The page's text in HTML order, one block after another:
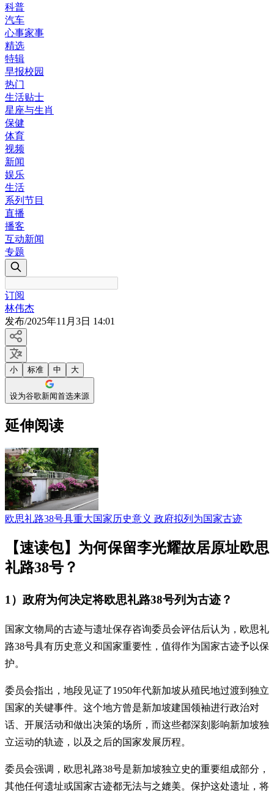
科普
汽车
心事家事
精选
特辑
早报校园
热门
生活贴士
星座与生肖
保健
体育
视频
新闻
娱乐
生活
系列节目
直播
播客
互动新闻
专题
订阅
林伟杰
发布/2025年11月3日 14:01
小 标准 中 大
设为谷歌新闻首选来源
延伸阅读
欧思礼路38号具重大国家历史意义 政府拟列为国家古迹
【速读包】为何保留李光耀故居原址欧思
礼路38号？
1）政府为何决定将欧思礼路38号列为古迹？
国家文物局的古迹与遗址保存咨询委员会评估后认为，欧思礼
路38号具有历史意义和国家重要性，值得作为国家古迹予以保
护。
委员会指出，地段见证了1950年代新加坡从殖民地过渡到独立
国家的关键事件。这个地方曾是新加坡建国领袖进行政治对
话、开展活动和做出决策的场所，而这些都深刻影响新加坡独
立运动的轨迹，以及之后的国家发展历程。
委员会强调，欧思礼路38号是新加坡独立史的重要组成部分，
其他任何遗址或国家古迹都无法与之媲美。保护这处遗址，将